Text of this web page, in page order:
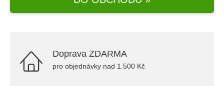
Doprava ZDARMA
pro objednávky nad 1.500 Kč